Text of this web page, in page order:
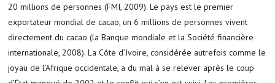
20 millions de personnes (FMI, 2009). Le pays est le premier
exportateur mondial de cacao, un 6 millions de personnes vivent
directement du cacao (la Banque mondiale et la Société financière
internationale, 2008). La Côte d’Ivoire, considérée autrefois comme le
joyau de l’Afrique occidentale, a du mal à se relever après le coup